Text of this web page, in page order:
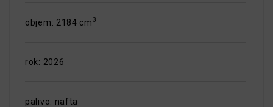
objem: 2184 cm3
rok: 2026
palivo: nafta